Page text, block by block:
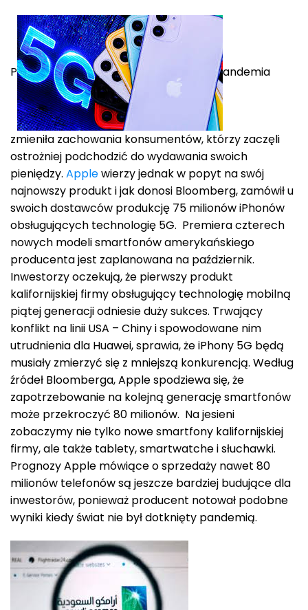
P andemia
zmieniła zachowania konsumentów, którzy zaczęli
ostrożniej podchodzić do wydawania swoich
pieniędzy. Applewierzy jednak w popyt na swój
najnowszy produkt i jak donosi Bloomberg, zamówił u
swoich dostawców produkcję 75 milionów iPhonów
obsługujących technologię 5G. Premiera czterech
nowych modeli smartfonów amerykańskiego
producenta jest zaplanowana na październik.
Inwestorzy oczekują, że pierwszy produkt
kalifornijskiej firmy obsługujący technologię mobilną
piątej generacji odniesie duży sukces. Trwający
konflikt na linii USA – Chiny i spowodowane nim
utrudnienia dla Huawei, sprawia, że iPhony 5G będą
musiały zmierzyć się z mniejszą konkurencją. Według
źródeł Bloomberga, Apple spodziewa się, że
zapotrzebowanie na kolejną generację smartfonów
może przekroczyć 80 milionów. Na jesieni
zobaczymy nie tylko nowe smartfony kalifornijskiej
firmy, ale także tablety, smartwatche i słuchawki.
Prognozy Apple mówiące o sprzedaży nawet 80
milionów telefonów są jeszcze bardziej budujące dla
inwestorów, ponieważ producent notował podobne
wyniki kiedy świat nie był dotknięty pandemią.